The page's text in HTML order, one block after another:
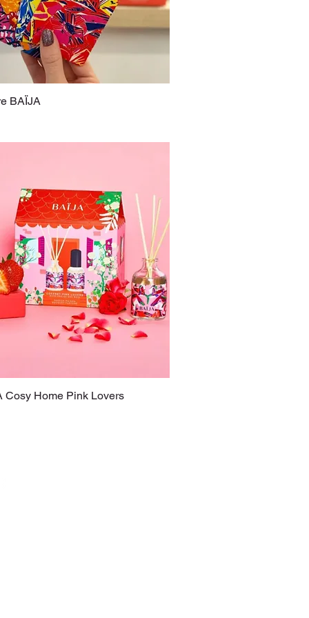
BAÏJA
Cosy Home Pink Lovers